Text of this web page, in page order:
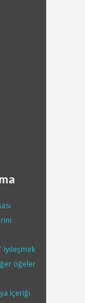
İyileşmek
öğeler
İçeriği